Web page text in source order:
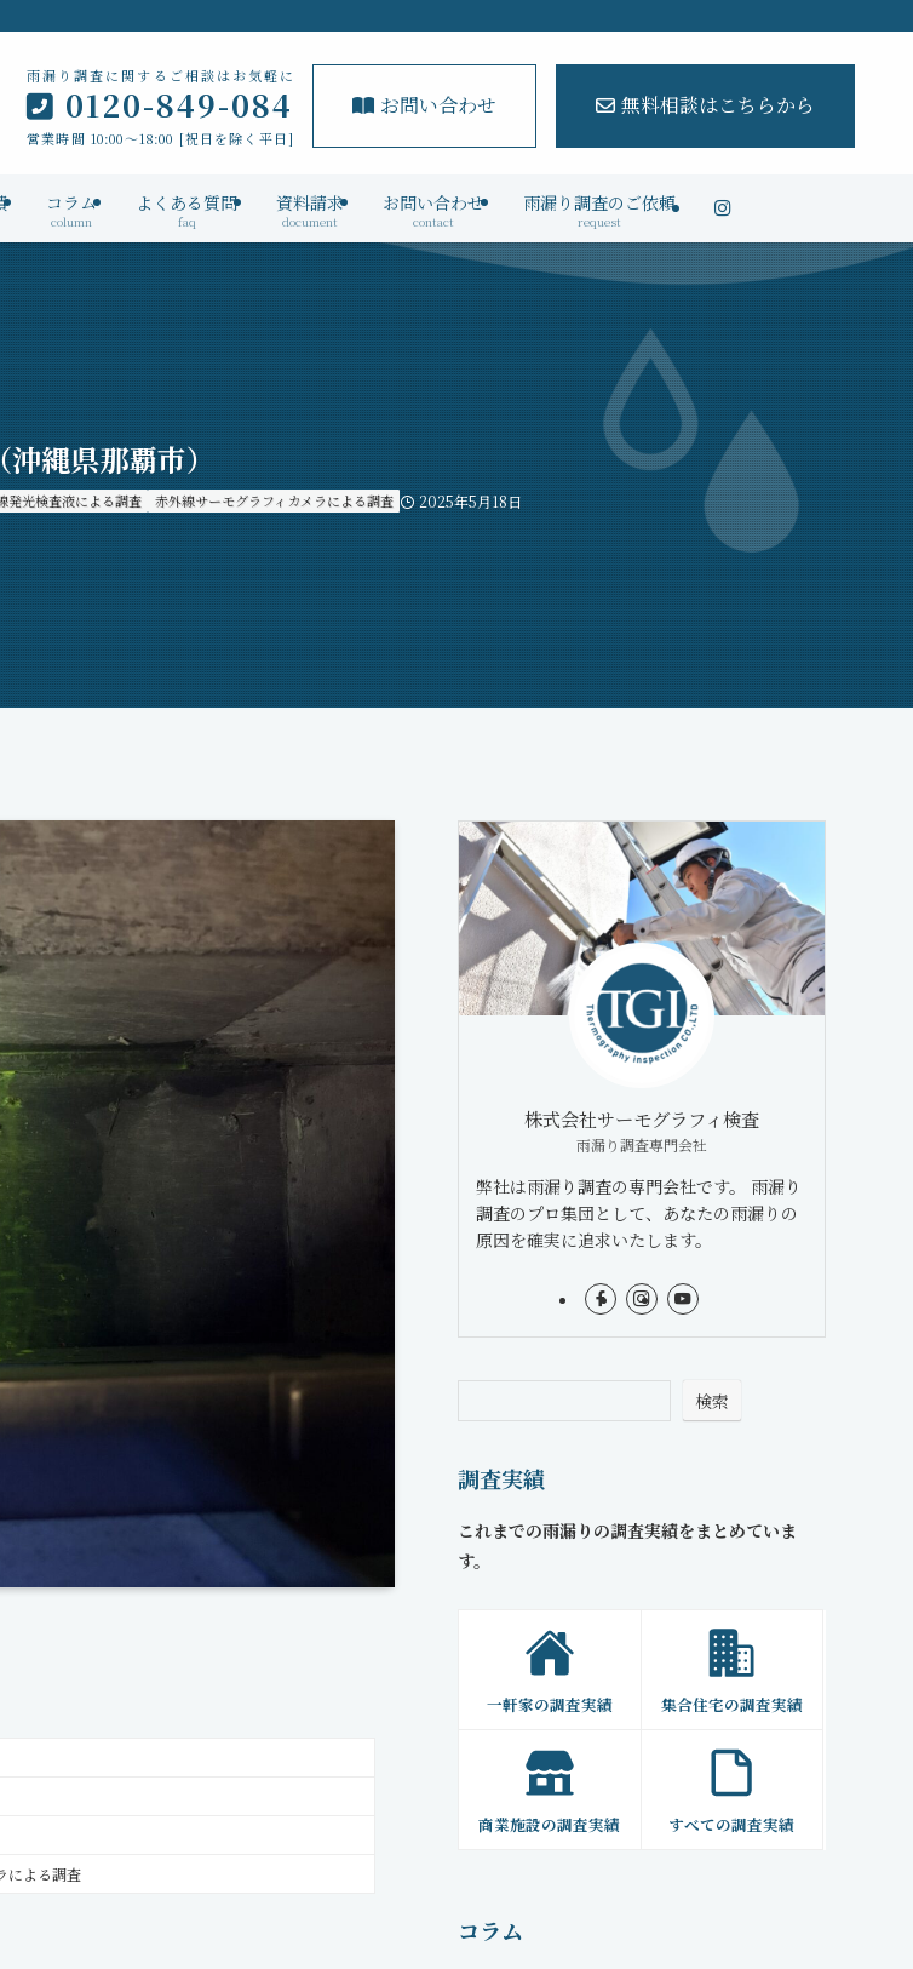
雨漏り調査に関するご相談はお気軽に
0120-849-084
営業時間 10:00～18:00 [祝日を除く平日]
お問い合わせ 無料相談はこちらから
コラム
column
よくある質問
faq
資料請求
document
お問い合わせ
contact
雨漏り調査のご依頼
request
縄県那覇市）
発光検査液による調査 赤外線サーモグラフィカメラによる調査 2025年5月18日
による調査
株式会社サーモグラフィ検査
雨漏り調査専門会社
弊社は雨漏り調査の専門会社です。 雨漏り
調査のプロ集団として、あなたの雨漏りの
原因を確実に追求いたします。
検索
調査実績
これまでの雨漏りの調査実績をまとめていま
す。
一軒家の調査実績 集合住宅の調査実績
商業施設の調査実績 すべての調査実績
コラム